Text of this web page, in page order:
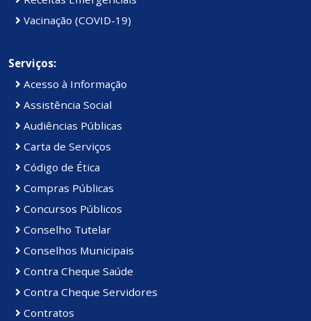
Vacinação (COVID-19)
Serviços:
Acesso à Informação
Assistência Social
Audiências Públicas
Carta de Serviços
Código de Ética
Compras Públicas
Concursos Públicos
Conselho Tutelar
Conselhos Municipais
Contra Cheque Saúde
Contra Cheque Servidores
Contratos